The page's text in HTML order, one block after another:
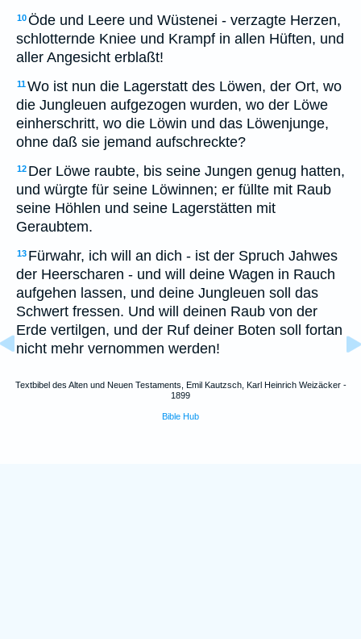
10Öde und Leere und Wüstenei - verzagte Herzen,
schlotternde Kniee und Krampf in allen Hüften, und
aller Angesicht erblaßt!
11Wo ist nun die Lagerstatt des Löwen, der Ort, wo
die Jungleuen aufgezogen wurden, wo der Löwe
einherschritt, wo die Löwin und das Löwenjunge,
ohne daß sie jemand aufschreckte?
12 Der Löwe raubte, bis seine Jungen genug hatten,
und würgte für seine Löwinnen; er füllte mit Raub
seine Höhlen und seine Lagerstätten mit
Geraubtem.
13 Fürwahr, ich will an dich - ist der Spruch Jahwes
der Heerscharen - und will deine Wagen in Rauch
aufgehen lassen, und deine Jungleuen soll das
Schwert fressen. Und will deinen Raub von der
Erde vertilgen, und der Ruf deiner Boten soll fortan
nicht mehr vernommen werden!
Textbibel des Alten und Neuen Testaments, Emil Kautzsch, Karl Heinrich Weizäcker -
1899
Bible Hub